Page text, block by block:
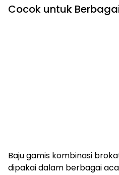
Cocok untuk
Baju gamis kombinasi
dipakai dalam berbagai